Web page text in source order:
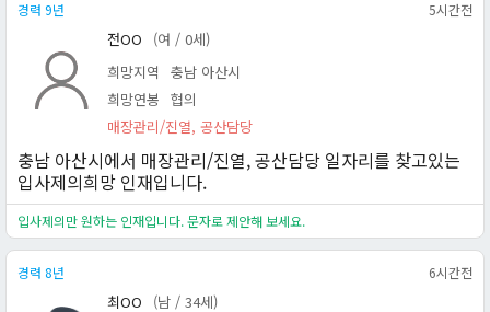
경력 9년 5시간전
전OO
(여 / 0세)
희망지역
충남 아산시
희망연봉 협의
매장관리/진열, 공산담당
충남 아산시에서 매장관리/진열, 공산담당 일자리를 찾고있는
입사제의희망 인재입니다.
입사제의만 원하는 인재입니다. 문자로 제안해 보세요.
경력 8년 6시간전
최OO
(남 / 34세)